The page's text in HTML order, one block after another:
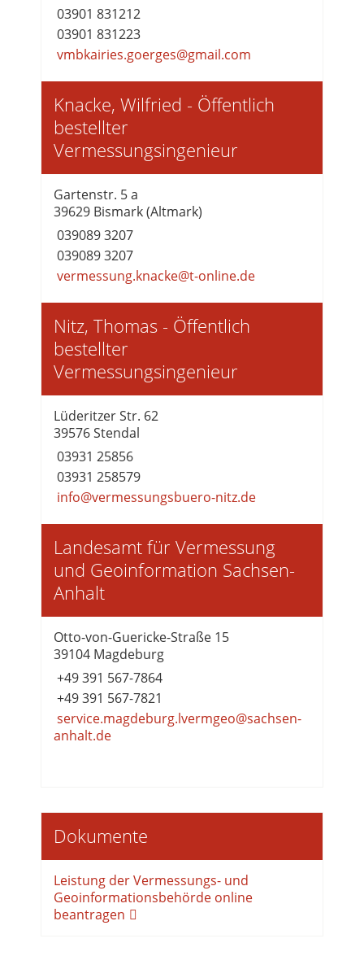
03901 831212
03901 831223
vmbkairies.goerges@gmail.com
Knacke, Wilfried - Öffentlich
bestellter
Vermessungsingenieur
Gartenstr. 5 a
39629 Bismark (Altmark)
039089 3207
039089 3207
vermessung.knacke@t-online.de
Nitz, Thomas - Öffentlich
bestellter
Vermessungsingenieur
Lüderitzer Str. 62
39576 Stendal
03931 25856
03931 258579
info@vermessungsbuero-nitz.de
Landesamt für Vermessung
und Geoinformation Sachsen-
Anhalt
Otto-von-Guericke-Straße 15
39104 Magdeburg
+49 391 567-7864
+49 391 567-7821
service.magdeburg.lvermgeo@sachsen-
anhalt.de
Dokumente
Leistung der Vermessungs- und
Geoinformationsbehörde online
beantragen